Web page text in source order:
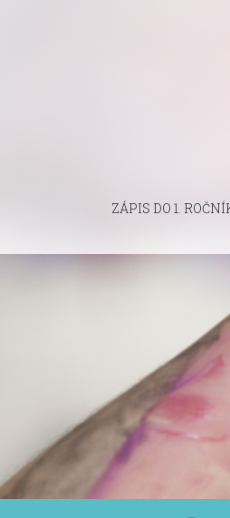
ZÁPIS DO 1.